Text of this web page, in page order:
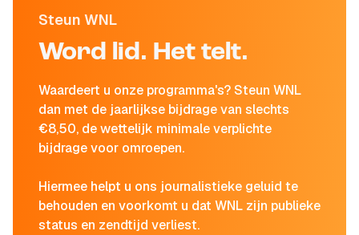
Steun WNL
Word lid. Het telt.
Waardeert u onze programma's? Steun WNL
dan met de jaarlijkse bijdrage van slechts
€8,50, de wettelijk minimale verplichte
bijdrage voor omroepen.
Hiermee helpt u ons journalistieke geluid te
behouden en voorkomt u dat WNL zijn publieke
status en zendtijd verliest.